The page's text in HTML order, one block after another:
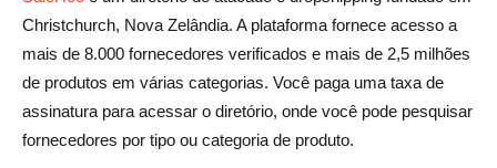
Christchurch, Nova Zelândia. A plataforma fornece acesso a
mais de 8.000 fornecedores verificados e mais de 2,5 milhões
de produtos em várias categorias. Você paga uma taxa de
assinatura para acessar o diretório, onde você pode pesquisar
fornecedores por tipo ou categoria de produto.